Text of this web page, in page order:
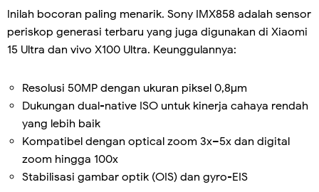
Inilah bocoran paling menarik. Sony IMX858 adalah sensor
periskop generasi terbaru yang juga digunakan di Xiaomi
15 Ultra dan vivo X100 Ultra. Keunggulannya:
Resolusi 50MP dengan ukuran piksel 0,8µm
Dukungan dual-native ISO untuk kinerja cahaya rendah
yang lebih baik
Kompatibel dengan optical zoom 3x–5x dan digital
zoom hingga 100x
Stabilisasi gambar optik (OIS) dan gyro-EIS